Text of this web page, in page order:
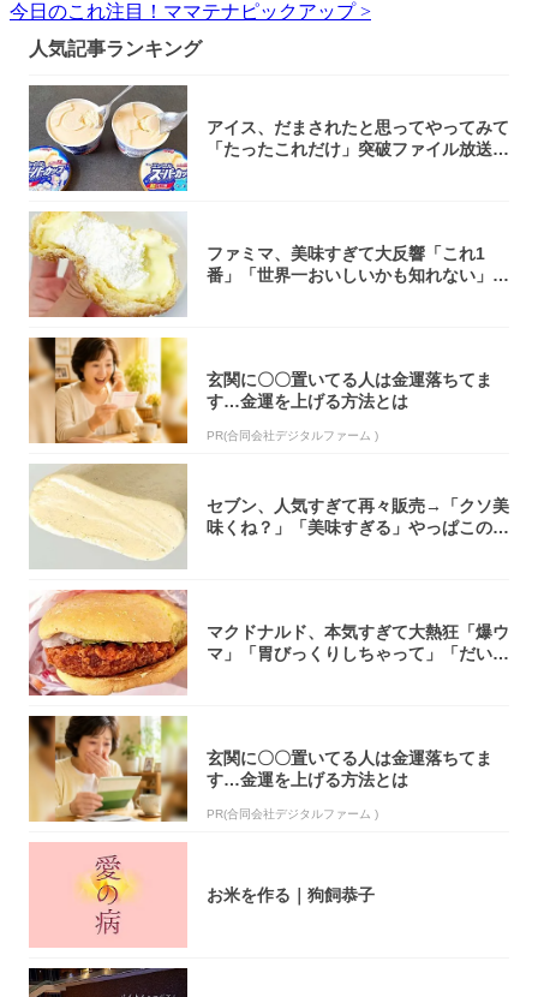
今日のこれ注目！ママテナピックアップ >
人気記事ランキング
アイス、だまされたと思ってやってみて
「たったこれだけ」突破ファイル放送で
ファミマ、美味すぎて大反響「これ1
番」「世界一おいしいかも知れない」
玄関に〇〇置いてる人は金運落ちてま
す…金運を上げる方法とは
PR(合同会社デジタルファーム )
セブン、人気すぎて再々販売→「クソ美
味くね？」「美味すぎる」やっぱこのク
マクドナルド、本気すぎて大熱狂「爆ウ
マ」「胃びっくりしちゃって」「だいぶ
玄関に〇〇置いてる人は金運落ちてま
す…金運を上げる方法とは
PR(合同会社デジタルファーム )
お米を作る｜狗飼恭子